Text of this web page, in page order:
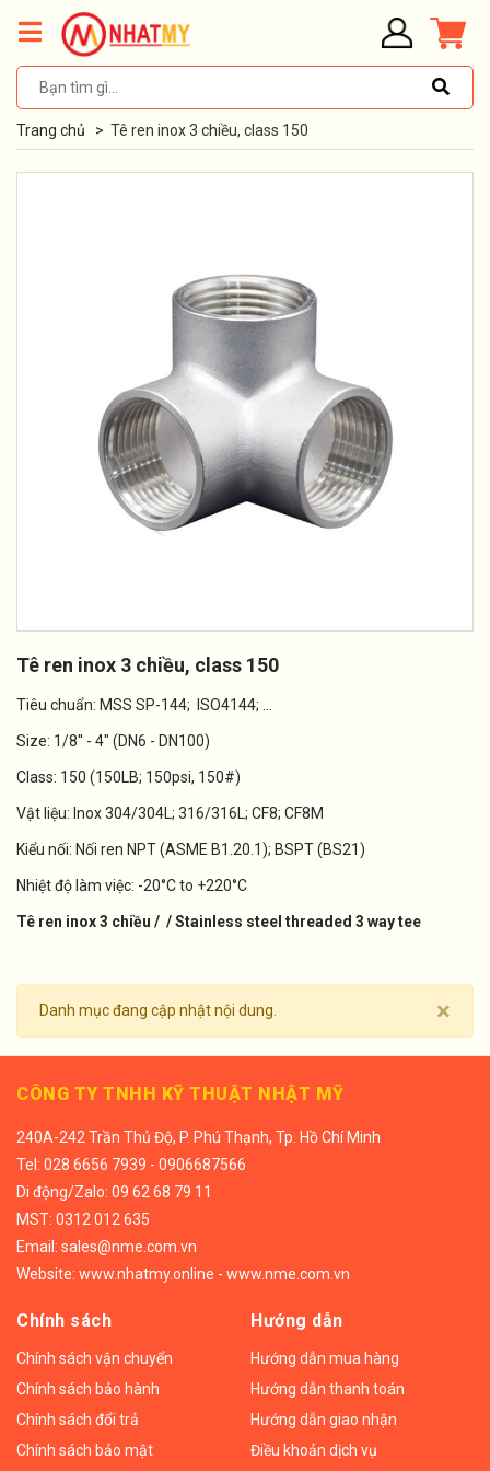
Trang chủ > Tê ren inox 3 chiều, class 150
Tê ren inox 3 chiều, class 150
Tiêu chuẩn: MSS SP-144; ISO4144; ...
Size: 1/8'' - 4" (DN6 - DN100)
Class: 150 (150LB; 150psi, 150#)
Vật liệu: Inox 304/304L; 316/316L; CF8; CF8M
Kiểu nối: Nối ren NPT (ASME B1.20.1); BSPT (BS21)
Nhiệt độ làm việc: -20°C to +220°C
Tê ren inox 3 chiều / / Stainless steel threaded 3 way tee
×
Danh mục đang cập nhật nội dung.
CÔNG TY TNHH KỸ THUẬT NHẬT MỸ
240A-242 Trần Thủ Độ, P. Phú Thạnh, Tp. Hồ Chí Minh
Tel: 028 6656 7939 - 0906687566
Di động/Zalo: 09 62 68 79 11
MST: 0312 012 635
Email: sales@nme.com.vn
Website: www.nhatmy.online - www.nme.com.vn
Chính sách
Chính sách vận chuyển
Chính sách bảo hành
Chính sách đổi trả
Chính sách bảo mật
Hướng dẫn
Hướng dẫn mua hàng
Hướng dẫn thanh toán
Hướng dẫn giao nhận
Điều khoản dịch vụ